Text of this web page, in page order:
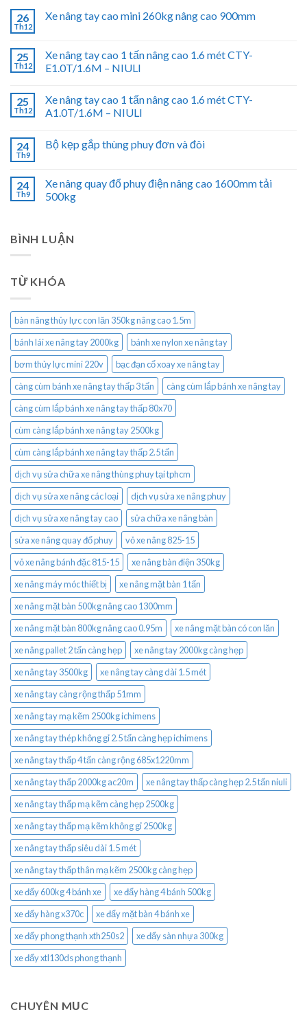
26
Th12
Xe nâng tay cao mini 260kg nâng cao 900mm
25
Th12
Xe nâng tay cao 1 tấn nâng cao 1.6 mét CTY-
E1.0T/1.6M – NIULI
25
Th12
Xe nâng tay cao 1 tấn nâng cao 1.6 mét CTY-
A1.0T/1.6M – NIULI
24
Th9
Bộ kẹp gắp thùng phuy đơn và đôi
24
Th9
Xe nâng quay đổ phuy điện nâng cao 1600mm tải
500kg
BÌNH LUẬN
TỪ KHÓA
bàn nâng thủy lực con lăn 350kg nâng cao 1.5m
bánh lái xe nâng tay 2000kg
bánh xe nylon xe nâng tay
bơm thủy lực mini 220v
bạc đạn cổ xoay xe nâng tay
càng cùm bánh xe nâng tay thấp 3 tấn
càng cùm lắp bánh xe nâng tay
càng cùm lắp bánh xe nâng tay thấp 80x70
cùm càng lắp bánh xe nâng tay 2500kg
cùm càng lắp bánh xe nâng tay thấp 2.5 tấn
dịch vụ sửa chữa xe nâng thùng phuy tại tphcm
dịch vụ sửa xe nâng các loại
dịch vụ sửa xe nâng phuy
dịch vụ sửa xe nâng tay cao
sửa chữa xe nâng bàn
sửa xe nâng quay đổ phuy
vỏ xe nâng 825-15
vỏ xe nâng bánh đặc 815-15
xe nâng bàn điện 350kg
xe nâng máy móc thiết bị
xe nâng mặt bàn 1 tấn
xe nâng mặt bàn 500kg nâng cao 1300mm
xe nâng mặt bàn 800kg nâng cao 0.95m
xe nâng mặt bàn có con lăn
xe nâng pallet 2 tấn càng hẹp
xe nâng tay 2000kg càng hẹp
xe nâng tay 3500kg
xe nâng tay càng dài 1.5 mét
xe nâng tay càng rộng thấp 51mm
xe nâng tay mạ kẽm 2500kg ichimens
xe nâng tay thép không gỉ 2.5 tấn càng hẹp ichimens
xe nâng tay thấp 4 tấn càng rộng 685x1220mm
xe nâng tay thấp 2000kg ac20m
xe nâng tay thấp càng hẹp 2.5 tấn niuli
xe nâng tay thấp mạ kẽm càng hẹp 2500kg
xe nâng tay thấp mạ kẽm không gỉ 2500kg
xe nâng tay thấp siêu dài 1.5 mét
xe nâng tay thấp thân mạ kẽm 2500kg càng hẹp
xe đẩy 600kg 4 bánh xe
xe đẩy hàng 4 bánh 500kg
xe đẩy hàng x370c
xe đẩy mặt bàn 4 bánh xe
xe đẩy phong thạnh xth250s2
xe đẩy sàn nhựa 300kg
xe đẩy xtl130ds phong thạnh
CHUYÊN MỤC